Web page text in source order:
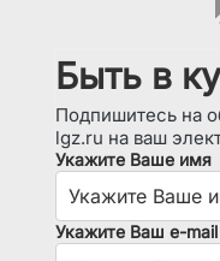
Быть в
Подпишитесь на
lgz.ru на ваш
Укажите Ваше имя
Укажите Ваш e-mail